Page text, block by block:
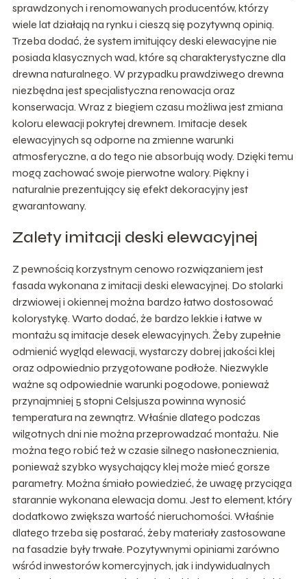
sprawdzonych i renomowanych producentów, którzy
wiele lat działają na rynku i cieszą się pozytywną opinią.
Trzeba dodać, że system imitujący deski elewacyjne nie
posiada klasycznych wad, które są charakterystyczne dla
drewna naturalnego. W przypadku prawdziwego drewna
niezbędna jest specjalistyczna renowacja oraz
konserwacja. Wraz z biegiem czasu możliwa jest zmiana
koloru elewacji pokrytej drewnem. Imitacje desek
elewacyjnych są odporne na zmienne warunki
atmosferyczne, a do tego nie absorbują wody. Dzięki temu
mogą zachować swoje pierwotne walory. Piękny i
naturalnie prezentujący się efekt dekoracyjny jest
gwarantowany.
Zalety imitacji deski elewacyjnej
Z pewnością korzystnym cenowo rozwiązaniem jest
fasada wykonana z imitacji deski elewacyjnej. Do stolarki
drzwiowej i okiennej można bardzo łatwo dostosować
kolorystykę. Warto dodać, że bardzo lekkie i łatwe w
montażu są imitacje desek elewacyjnych. Żeby zupełnie
odmienić wygląd elewacji, wystarczy dobrej jakości klej
oraz odpowiednio przygotowane podłoże. Niezwykle
ważne są odpowiednie warunki pogodowe, ponieważ
przynajmniej 5 stopni Celsjusza powinna wynosić
temperatura na zewnątrz. Właśnie dlatego podczas
wilgotnych dni nie można przeprowadzać montażu. Nie
można tego robić też w czasie silnego nasłonecznienia,
ponieważ szybko wysychający klej może mieć gorsze
parametry. Można śmiało powiedzieć, że uwagę przyciąga
starannie wykonana elewacja domu. Jest to element, który
dodatkowo zwiększa wartość nieruchomości. Właśnie
dlatego trzeba się postarać, żeby materiały zastosowane
na fasadzie były trwałe. Pozytywnymi opiniami zarówno
wśród inwestorów komercyjnych, jak i indywidualnych